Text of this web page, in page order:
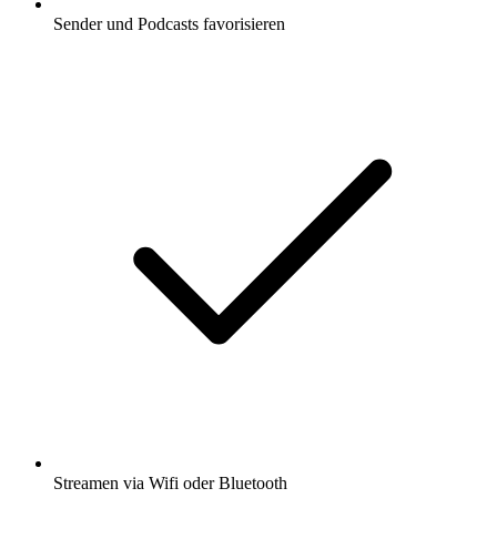
Sender und Podcasts favorisieren
Streamen via Wifi oder Bluetooth